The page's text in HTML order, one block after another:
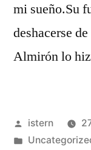
mi sueño.Su
deshacerse
Almirón lo
Publicado
por
istern
Publicado